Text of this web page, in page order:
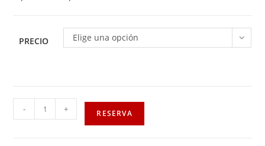
PRECIO Elige una opción
- + RESERVA